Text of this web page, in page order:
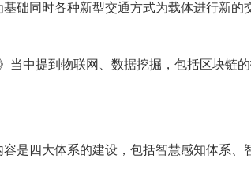
础同时各种新型交通方式为载体进行新的
中提到物联网、数据挖掘，包括区块链
四大体系的建设，包括智慧感知体系、